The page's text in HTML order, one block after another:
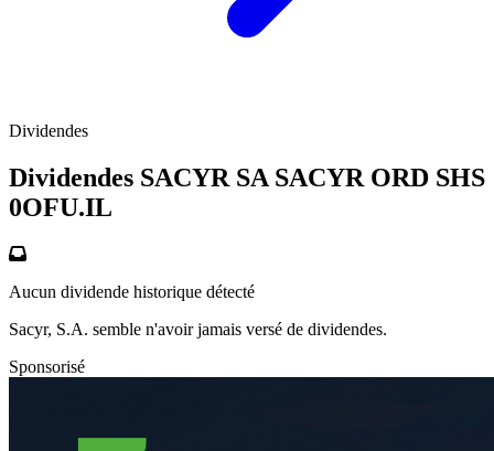
Dividendes
Dividendes SACYR SA SACYR ORD SHS
0OFU.IL
Aucun dividende historique détecté
Sacyr, S.A. semble n'avoir jamais versé de dividendes.
Sponsorisé